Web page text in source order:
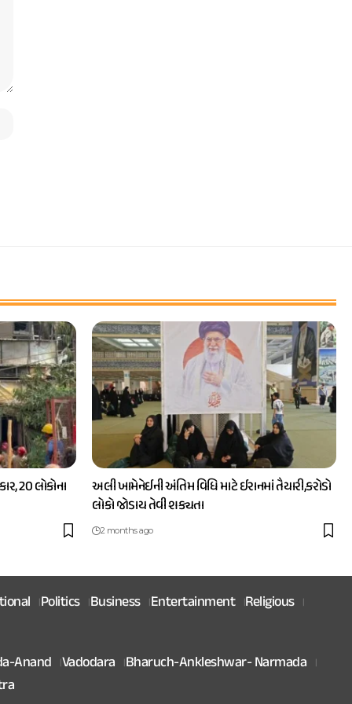
20 લોકોના
અલી ખામેનેઈની અંતિમ વિધિ માટે ઈરાનમાં તૈયારી,કરોડો
લોકો જોડાય તેવી શક્યતા
2 months ago
Politics Business Entertainment Religious
Anand Vadodara Bharuch-Ankleshwar- Narmada